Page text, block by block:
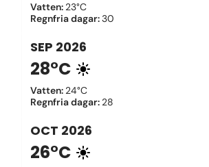
Vatten: 23°C
Regnfria dagar:30
SEP 2026
28°C
Vatten: 24°C
Regnfria dagar: 28
OCT 2026
26°C